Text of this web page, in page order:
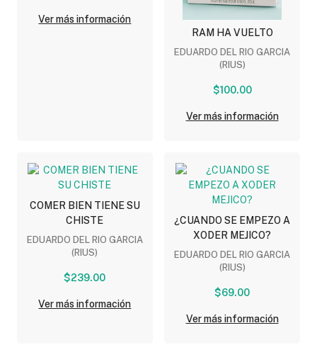
Ver más información
RAM HA VUELTO
EDUARDO DEL RIO GARCIA
(RIUS)
$100.00
Ver más información
COMER BIEN TIENE SU
CHISTE
EDUARDO DEL RIO GARCIA
(RIUS)
$239.00
Ver más información
¿CUANDO SE EMPEZO A
XODER MEJICO?
EDUARDO DEL RIO GARCIA
(RIUS)
$69.00
Ver más información